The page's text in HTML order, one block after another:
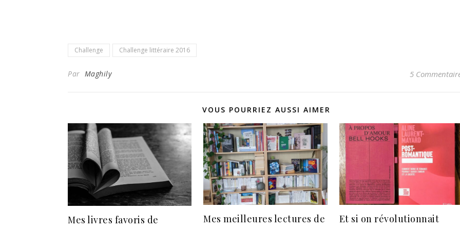
Challenge Challenge littéraire 2016
Par Maghily 5
VOUS POURRIEZ AUSSI AIMER
Mes livres favoris de
Mes meilleures lectures de
Et si on révolutionnait